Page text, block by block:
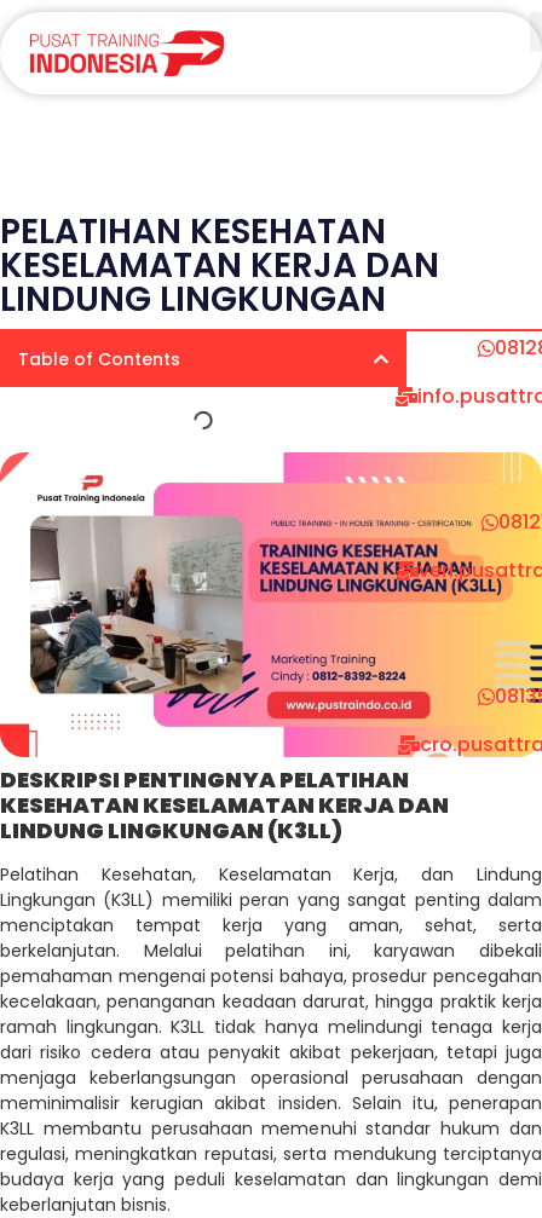
PELATIHAN KESEHATAN
KESELAMATAN KERJA DAN
LINDUNG LINGKUNGAN
Table of Contents
DESKRIPSI PENTINGNYA PELATIHAN
KESEHATAN KESELAMATAN KERJA DAN
LINDUNG LINGKUNGAN (K3LL)
Pelatihan Kesehatan, Keselamatan Kerja, dan Lindung
Lingkungan (K3LL) memiliki peran yang sangat penting dalam
menciptakan tempat kerja yang aman, sehat, serta
berkelanjutan. Melalui pelatihan ini, karyawan dibekali
pemahaman mengenai potensi bahaya, prosedur pencegahan
kecelakaan, penanganan keadaan darurat, hingga praktik kerja
ramah lingkungan. K3LL tidak hanya melindungi tenaga kerja
dari risiko cedera atau penyakit akibat pekerjaan, tetapi juga
menjaga keberlangsungan operasional perusahaan dengan
meminimalisir kerugian akibat insiden. Selain itu, penerapan
K3LL membantu perusahaan memenuhi standar hukum dan
regulasi, meningkatkan reputasi, serta mendukung terciptanya
budaya kerja yang peduli keselamatan dan lingkungan demi
keberlanjutan bisnis.